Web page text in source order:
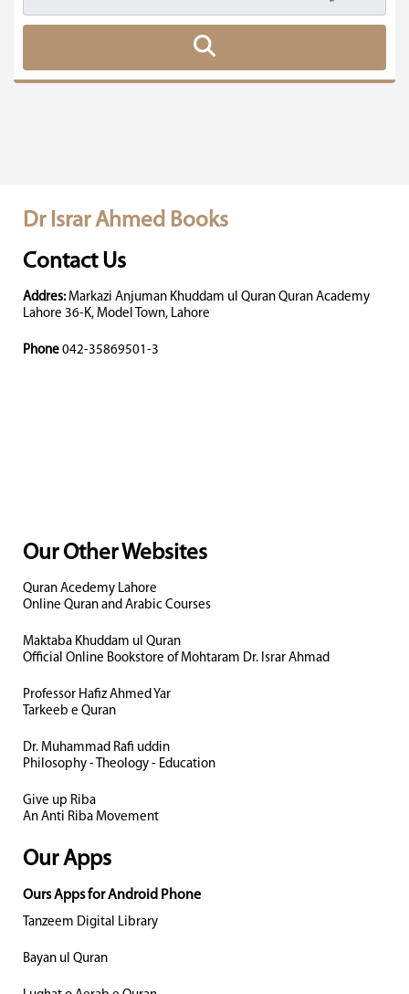
Dr Israr Ahmed Books
Contact Us
Addres: Markazi Anjuman Khuddam ul Quran Quran Academy
Lahore 36-K, Model Town, Lahore
Phone 042-35869501-3
Our Other Websites
Quran Acedemy Lahore
Online Quran and Arabic Courses
Maktaba Khuddam ul Quran
Official Online Bookstore of Mohtaram Dr. Israr Ahmad
Professor Hafiz Ahmed Yar
Tarkeeb e Quran
Dr. Muhammad Rafi uddin
Philosophy - Theology - Education
Give up Riba
An Anti Riba Movement
Our Apps
Ours Apps for Android Phone
Tanzeem Digital Library
Bayan ul Quran